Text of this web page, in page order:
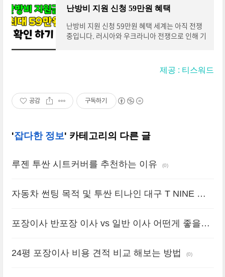
다. 예치기간 선택 가능 예치기간을 1년 부터 3년
까지 선택할 수 있습니다. 예치기간 동안은 계약기
간 중 해지도 가능합니다. 자동이체 가..
아동의 건강과 안전에 직접적인 위협을 가하며, 장
기적으로 아동의 심리적, 사회적, 인지적 발달에
도 영향을 미칩니다. 이러한 영향은 인간관계, 자
아개념 형성, 학교성취 등 아동의 건강한 발달에
니다. 아동학대 예방을 위해서는 아동학대의 정의
와 유형을 이해하고, 예방을 위한 가족 교육과 아
한 아동들은 전문가들의 지원을 통해 치유와 회복
이 ..
난방비 지원 신청 59만원 혜택
난방비 지원 신청 59만원 혜택 세계는 아직 전쟁
중입니다. 러시아와 우크라니아 전쟁으로 인해 기
히 겨울철 난방비로 인해 많은 사람들이 고생을 하
였습니다. 이로 인해 정부에서는 특별한 대책을 내
지원제도 러시아의 우크라이나 침공으로 인해 각
국에서는 LNG 수급 경쟁으로 인한 가스요금 상승
동절기에 어려움을 겪는 취약계층(기초생활수급
대 지원을 추진하고 있습니다. 이제 취..
제공 : 티스워드
공감 구독하기
'잡다한 정보' 카테고리의 다른 글
루젠 투싼 시트커버를 추천하는 이유 (0)
자동차 썬팅 목적 및 투싼 티나인 대구 T NINE 썬
포장이사 반포장 이사 vs 일반 이사 어떤게 좋을
24평 포장이사 비용 견적 비교 해보는 방법 (0)